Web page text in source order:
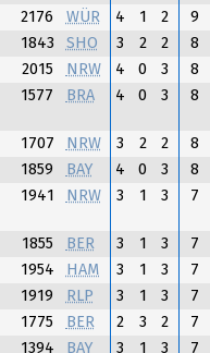
2176 WÜR 4 1 2
9
1843 SHO 3 2 2
8
2015 NRW 4 0 3
8
1577 BRA 4 0 3 8
1707 NRW 3 2 2
8
1859 BAY 4 0 3
8
1941 NRW 3 1 3 7
1855 BER 3 1 3
7
1954 HAM 3 1 3
7
1919 RLP 3 1 3
7
1775 BER 2 3 2
7
1394 BAY 3 1 3 7